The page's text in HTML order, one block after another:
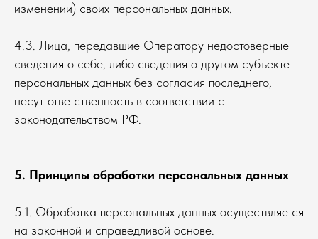
изменении) своих персональных данных.
4.3. Лица, передавшие Оператору недостоверные
сведения о себе, либо сведения о другом субъекте
персональных данных без согласия последнего,
несут ответственность в соответствии с
законодательством РФ.
5. Принципы обработки персональных данных
5.1. Обработка персональных данных осуществляется
на законной и справедливой основе.